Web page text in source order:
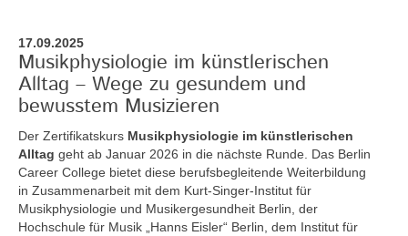
17.09.2025
Musikphysiologie im künstlerischen
Alltag – Wege zu gesundem und
bewusstem Musizieren
Der Zertifikatskurs Musikphysiologie im künstlerischen
Alltag geht ab Januar 2026 in die nächste Runde. Das Berlin
Career College bietet diese berufsbegleitende Weiterbildung
in Zusammenarbeit mit dem Kurt-Singer-Institut für
Musikphysiologie und Musikergesundheit Berlin, der
Hochschule für Musik „Hanns Eisler“ Berlin, dem Institut für